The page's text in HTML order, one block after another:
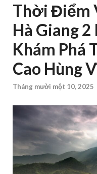
Thời Điểm
Hà Giang
Khám Phá
Cao Hùng
Tháng mười một 10, 2025